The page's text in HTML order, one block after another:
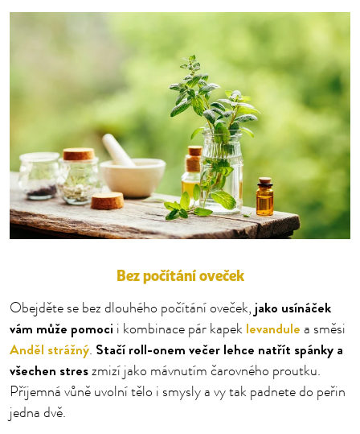
Bez počítání oveček
Obejděte se bez dlouhého počítání oveček, jako usínáček
vám může pomoci i kombinace pár kapek levandule a směsi
Anděl strážný. Stačí roll-onem večer lehce natřít spánky a
všechen streszmizí jako mávnutím čarovného proutku.
Příjemná vůně uvolní tělo i smysly a vy tak padnete do peřin
jedna dvě.